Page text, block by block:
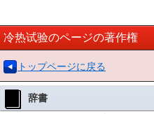
冷热试验のページの著作権
トップページに戻る
辞書